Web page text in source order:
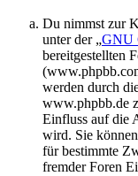
Du nimmst zur
unter der „GNU
bereitgestellten
werden durch
www.phpbb.de
Einfluss auf die
wird. Sie
für bestimmte
fremder Foren